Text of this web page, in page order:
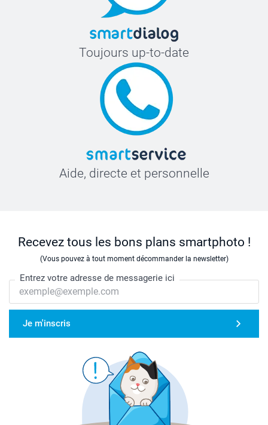
Toujours up-to-date
Aide, directe et personnelle
Recevez tous les bons plans smartphoto !
(Vous pouvez à tout moment décommander la newsletter)
Entrez votre adresse de messagerie ici
Je m'inscris